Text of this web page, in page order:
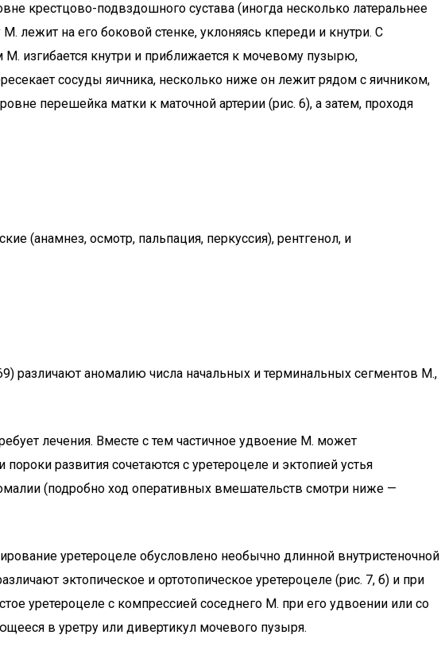
крестцово-подвздошного сустава (иногда несколько латеральнее
на его боковой стенке, уклоняясь кпереди и кнутри. С
изгибается кнутри и приближается к мочевому пузырю,
сосуды яичника, несколько ниже он лежит рядом с яичником,
перешейка матки к маточной артерии (рис. 6), а затем, проходя
(анамнез, осмотр, пальпация, перкуссия), рентгенол, и
различают аномалию числа начальных и терминальных сегментов М.,
лечения. Вместе с тем частичное удвоение М. может
развития сочетаются с уретероцеле и эктопией устья
(подробно ход оперативных вмешательств смотри ниже —
уретероцеле обусловлено необычно длинной внутристеночной
эктопическое и ортотопическое уретероцеле (рис. 7, б) и при
уретероцеле с компрессией соседнего М. при его удвоении или со
в уретру или дивертикул мочевого пузыря.